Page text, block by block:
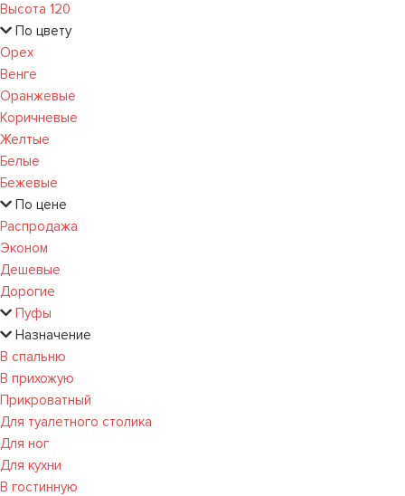
Высота 120
По цвету
Орех
Венге
Оранжевые
Коричневые
Желтые
Белые
Бежевые
По цене
Распродажа
Эконом
Дешевые
Дорогие
Пуфы
Назначение
В спальню
В прихожую
Прикроватный
Для туалетного столика
Для ног
Для кухни
В гостинную